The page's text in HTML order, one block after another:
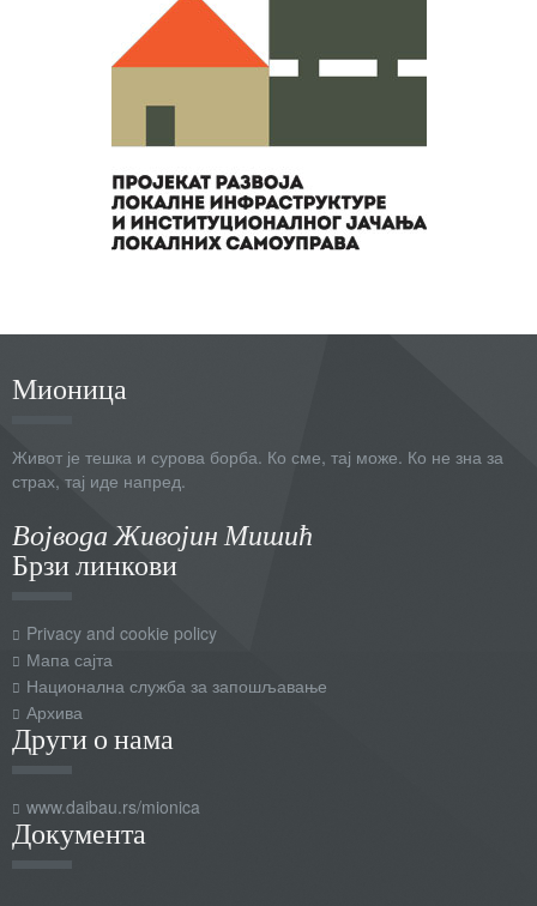
Мионица
Живот је тешка и сурова борба. Ко сме, тај може. Ко не зна за
страх, тај иде напред.
Војвода Живојин Мишић
Брзи линкови
Privacy and cookie policy
Мапа сајта
Национална служба за запошљавање
Архива
Други о нама
www.daibau.rs/mionica
Документа